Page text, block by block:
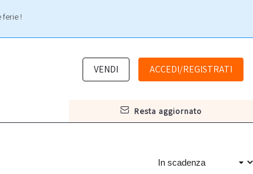
ferie !
VENDI ACCEDI/REGISTRATI
resta aggiornato